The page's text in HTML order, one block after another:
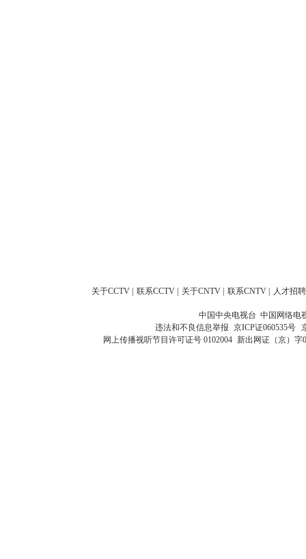
关于CCTV 联系CCTV 关于CNTV 联系CNTV 人才招聘
中国中央电视台 中国网络电
违法和不良信息举报 京ICP证060535号
网上传播视听节目许可证号 0102004 新出网证（京）